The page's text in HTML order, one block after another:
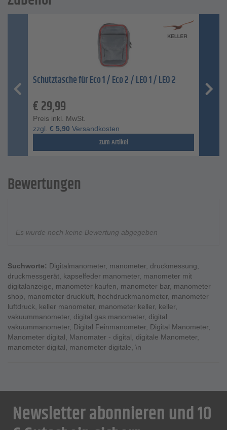
Schutztasche für Eco 1 / Eco 2 / LEO 1 / LEO 2
€29,99
Preis inkl. MwSt.
zzgl. € 5,90 Versandkosten
zum Artikel
Bewertungen
Es wurde noch keine Bewertung abgegeben
Suchworte: Digitalmanometer, manometer, druckmessung,
druckmessgerät, kapselfeder manometer, manometer mit
digitalanzeige, manometer kaufen, manometer bar, manometer
shop, manometer druckluft, hochdruckmanometer, manometer
luftdruck, keller manometer, manometer keller, keller,
vakuummanometer, digital gas manometer, digital
vakuummanometer, Digital Feinmanometer, Digital Manometer,
Manometer digital, Manomater - digital, digitale Manometer,
manometer digital, manometer digitale, \n
Newsletter abonnieren und 10